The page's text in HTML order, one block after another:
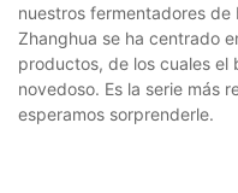
nuestros fermentadores
Zhanghua se ha centrado
productos, de los cuales el
novedoso. Es la serie más
esperamos sorprenderle.